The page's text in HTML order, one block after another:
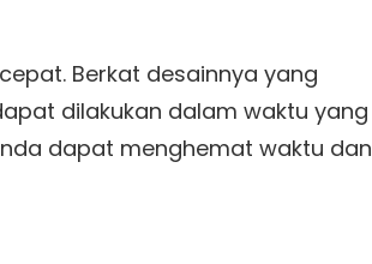
Berkat desainnya yang
dilakukan dalam waktu yang
dapat menghemat waktu dan